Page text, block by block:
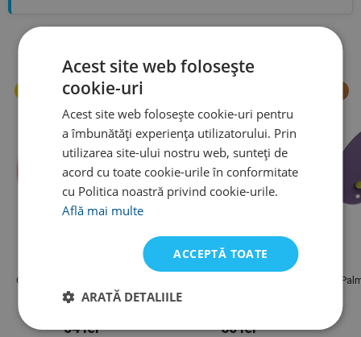
Cască de înot Arena Classic
Silicone cap
54 lei
Arena
60 lei
Acest site web folosește
cookie-uri
Acest site web folosește cookie-uri pentru
a îmbunătăți experiența utilizatorului. Prin
utilizarea site-ului nostru web, sunteți de
acord cu toate cookie-urile în conformitate
cu Politica noastră privind cookie-urile.
Află mai multe
ACCEPTĂ TOATE
ARATĂ DETALIILE